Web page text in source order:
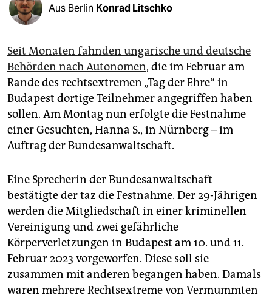
fragen & hilfe
abo
genossenschaft
epaper login
Aus Berlin Konrad Litschko
Seit Monaten fahnden ungarische und deutsche
Behörden nach Autonomen, die im Februar am
Rande des rechtsextremen „Tag der Ehre“ in
Budapest dortige Teilnehmer angegriffen haben
sollen. Am Montag nun erfolgte die Festnahme
einer Gesuchten, Hanna S., in Nürnberg – im
Auftrag der Bundesanwaltschaft.
Eine Sprecherin der Bundesanwaltschaft
bestätigte der taz die Festnahme. Der 29-Jährigen
werden die Mitgliedschaft in einer kriminellen
Vereinigung und zwei gefährliche
Körperverletzungen in Budapest am 10. und 11.
Februar 2023 vorgeworfen. Diese soll sie
zusammen mit anderen begangen haben. Damals
waren mehrere Rechtsextreme von Vermummten